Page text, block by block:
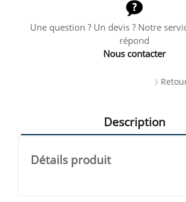
Une question ? Un devis ? Notre
répond
Nous contacter
Description
Détails produit